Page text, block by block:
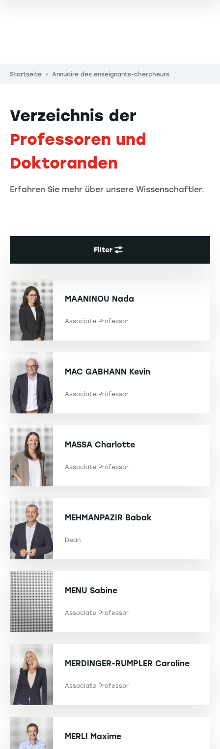
Pfadnavigation
Startseite Annuaire des enseignants-chercheurs
Verzeichnis der
Professoren und
Doktoranden
Erfahren Sie mehr über unsere Wissenschaftler.
Filter
MAANINOU Nada
Associate Professor
MAC GABHANN Kevin
Associate Professor
MASSA Charlotte
Associate Professor
MEHMANPAZIR Babak
Dean
MENU Sabine
Associate Professor
MERDINGER-RUMPLER Caroline
Associate Professor
MERLI Maxime